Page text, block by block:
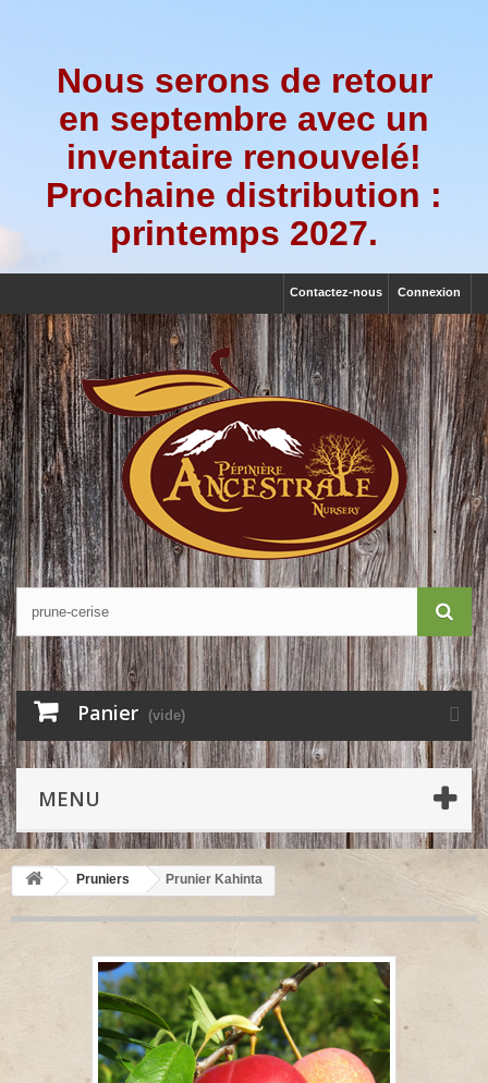
Nous serons de retour
en septembre avec un
inventaire renouvelé!
Prochaine distribution :
printemps 2027.
Connexion
Contactez-nous
Panier (vide)
MENU
Pruniers Prunier Kahinta